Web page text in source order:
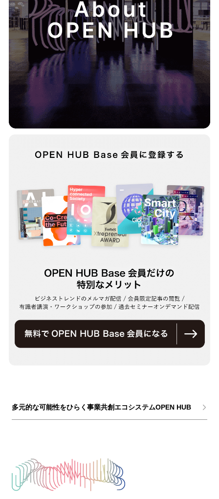
多元的な可能性をひらく事業共創エコシステムOPEN HUB